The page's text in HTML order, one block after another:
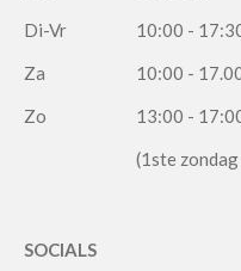
Di-Vr
10:00 -
Za
10:00 -
Zo
13:00 -
(1ste zondag
SOCIALS